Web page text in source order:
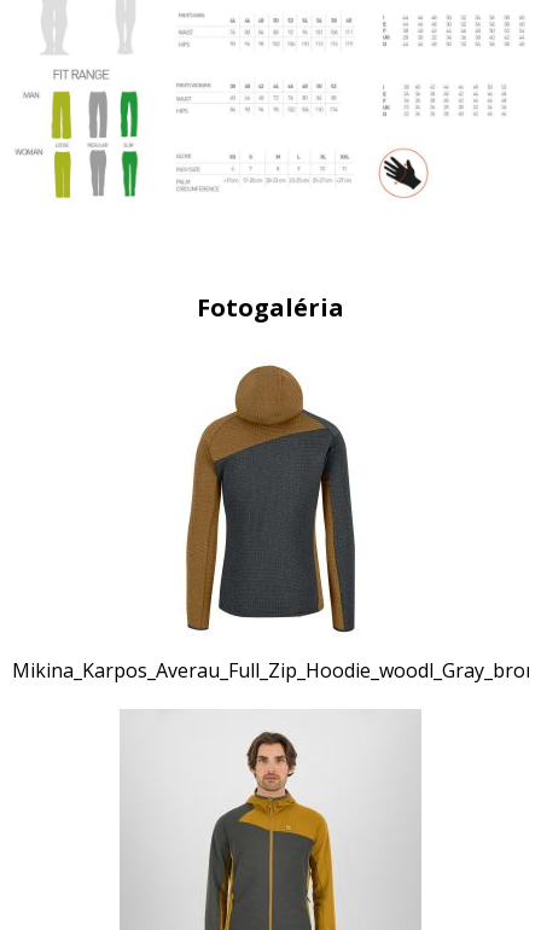
Fotogaléria